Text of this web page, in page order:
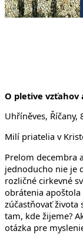
O pletive vzťahov
Uhříněves, Říčany,
Milí priatelia v
Prelom decembra
jednoducho nie je
rozličné cirkevné
obrátenia apoštola
zúčastňovať života
tam, kde žijeme?
otázka pre